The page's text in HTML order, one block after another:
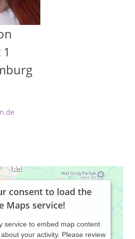
consent to load the
Maps service!
service to embed map content
your activity. Please review